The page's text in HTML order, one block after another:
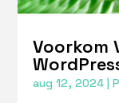
Voorkom
aug 12, 2024 |